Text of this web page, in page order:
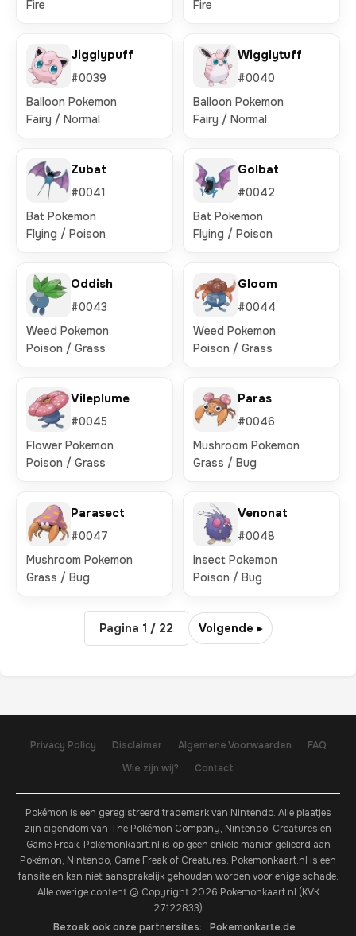
Fire
Fire
Jigglypuff
#0039
Balloon Pokemon
Fairy / Normal
Wigglytuff
#0040
Balloon Pokemon
Fairy / Normal
Zubat
#0041
Bat Pokemon
Flying / Poison
Golbat
#0042
Bat Pokemon
Flying / Poison
Oddish
#0043
Weed Pokemon
Poison / Grass
Gloom
#0044
Weed Pokemon
Poison / Grass
Vileplume
#0045
Flower Pokemon
Poison / Grass
Paras
#0046
Mushroom Pokemon
Grass / Bug
Parasect
#0047
Mushroom Pokemon
Grass / Bug
Venonat
#0048
Insect Pokemon
Poison / Bug
Pagina 1 / 22 Volgende ▸
Privacy Policy Disclaimer Algemene Voorwaarden
FAQ
Wie zijn wij?
Contact
Pokémon is een geregistreerd trademark van Nintendo. Alle plaatjes
zijn eigendom van The Pokémon Company, Nintendo, Creatures en
Game Freak. Pokemonkaart.nl is op geen enkele manier gelieerd aan
Pokémon, Nintendo, Game Freak of Creatures. Pokemonkaart.nl is een
fansite en kan niet aansprakelijk gehouden worden voor enige schade.
Alle overige content © Copyright 2026 Pokemonkaart.nl (KVK
27122833)
Bezoek ook onze partnersites:
Pokemonkarte.de